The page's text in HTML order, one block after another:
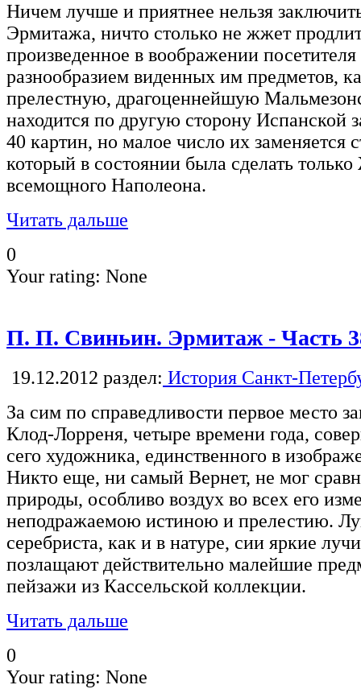
Ничем лучше и приятнее нельзя
Эрмитажа, ничто столько не жжет
произведенное в воображении
разнообразием виденных им предметов,
прелестную, драгоценнейшую
находится по другую сторону Испанской
40 картин, но малое число их
который в состоянии была сделать
всемощного Наполеона.
Читать дальше
0
Your rating: None
П. П. Свиньин. Эрмитаж - Часть
19.12.2012 раздел: История Санкт-
За сим по справедливости первое место
Клод-Лорреня, четыре времени года,
сего художника, единственного в
Никто еще, ни самый Вернет, не мог
природы, особливо воздух во всех его
неподражаемою истиною и прелестию.
серебриста, как и в натуре, сии яркие
позлащают действительно малейшие
пейзажи из Кассельской коллекции.
Читать дальше
0
Your rating: None